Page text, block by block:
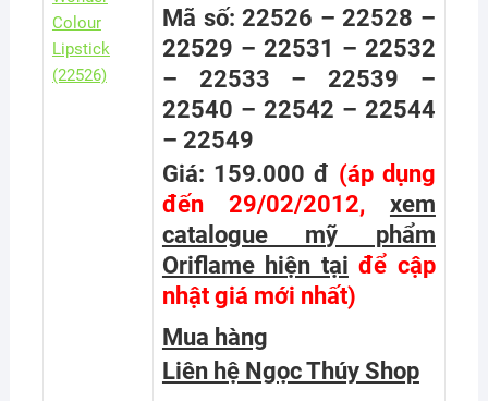
Mã số: 22526 – 22528 –
22529 – 22531 – 22532
– 22533 – 22539 –
22540 – 22542 – 22544
– 22549
Giá: 159.000 đ (áp dụng
đến 29/02/2012, xem
catalogue mỹ phẩm
Oriflame hiện tại để cập
nhật giá mới nhất)
Mua hàng
Liên hệ Ngọc Thúy Shop